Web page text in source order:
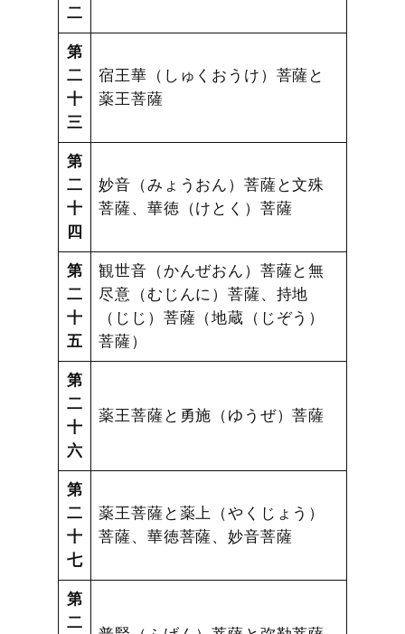
二
第
二
十
三
宿王華（しゅくおうけ）菩薩と
薬王菩薩
第
二
十
四
妙音（みょうおん）菩薩と文殊
菩薩、華徳（けとく）菩薩
第
二
十
五
観世音（かんぜおん）菩薩と無
尽意（むじんに）菩薩、持地
（じじ）菩薩（地蔵（じぞう）
菩薩）
第
二
十
六
薬王菩薩と勇施（ゆうぜ）菩薩
第
二
十
七
薬王菩薩と薬上（やくじょう）
菩薩、華徳菩薩、妙音菩薩
第
二